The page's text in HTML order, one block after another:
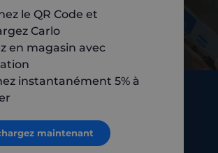
MAINTENANT
le QR Code et
Carlo
en magasin avec
instantanément 5% à
maintenant